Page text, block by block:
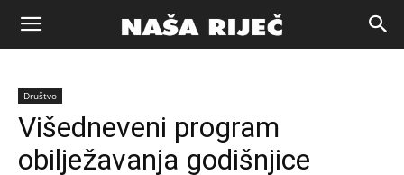
Naša
riječ
Društvo
Višedneveni program
obilježavanja godišnjice